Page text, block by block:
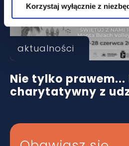
Korzystaj wyłącznie z
aktualności
Nie tylko prawem...
charytatywny z